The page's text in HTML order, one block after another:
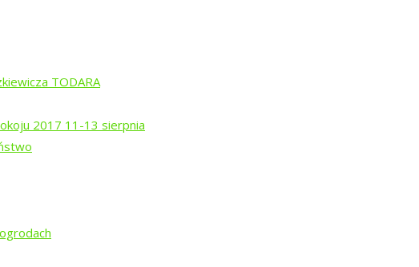
TODARA
2017 11-13 sierpnia